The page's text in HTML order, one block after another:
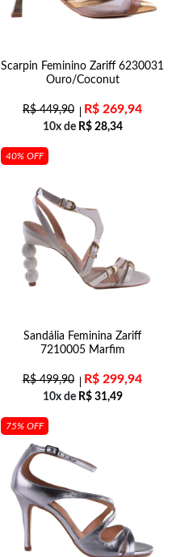
Scarpin Feminino Zariff 6230031
Ouro/Coconut
R$449,90 R$ 269,94
10x de R$28,34
40% OFF
Sandália Feminina Zariff
7210005 Marfim
R$499,90 R$ 299,94
10x de R$31,49
75% OFF